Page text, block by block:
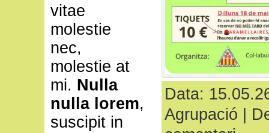
vitae
molestie
nec,
molestie at
mi. Nulla
nulla lorem,
suscipit in
Data:
Agrupació